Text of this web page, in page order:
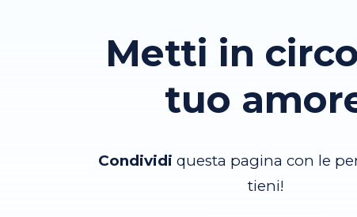
Metti in
tuo
Condividi questa pagina con le
tieni!